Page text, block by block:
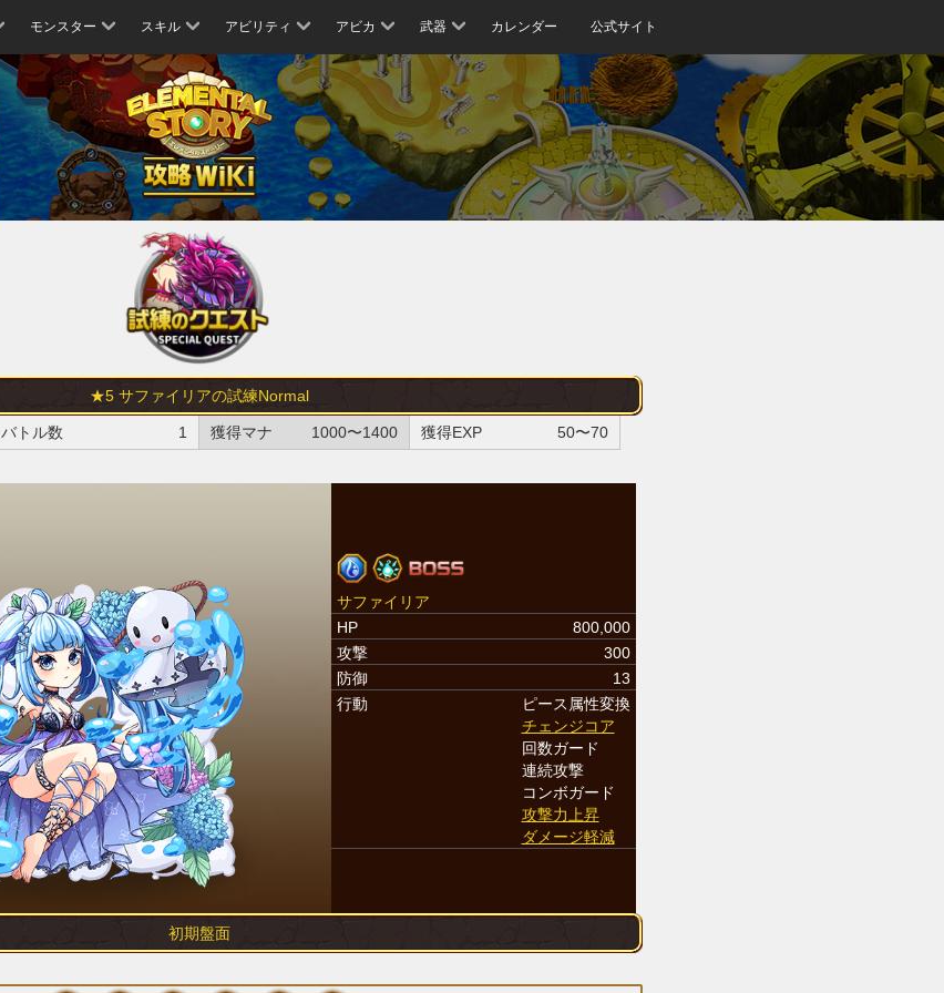
モンスター スキル アビリティ アビカ 武器 カレンダー 公式サイト
★5 サファイリアの試練Normal
バトル数 1 獲得マナ 1000〜1400 獲得EXP 50〜70
サファイリア
HP
800,000
攻撃
300
防御
13
行動
ピース属性変換
チェンジコア
回数ガード
連続攻撃
コンボガード
攻撃力上昇
ダメージ軽減
初期盤面